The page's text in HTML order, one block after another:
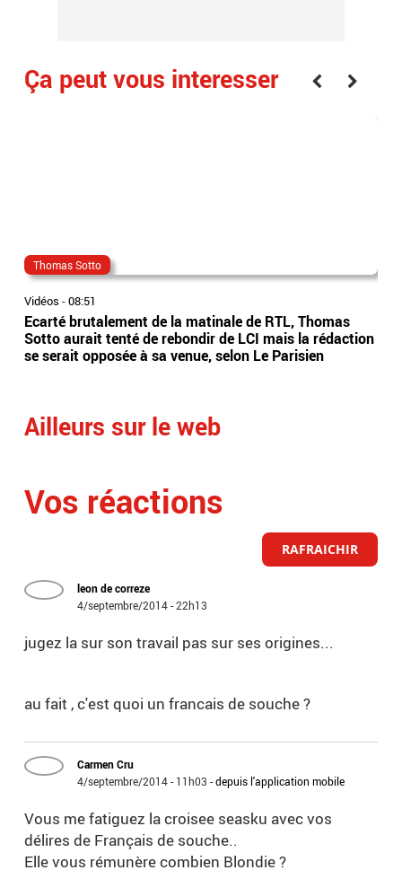
Ça peut vous interesser
Thomas Sotto
Vidéos -08:51
Ecarté brutalement de la matinale de RTL, Thomas
Sotto aurait tenté de rebondir de LCI mais la rédaction
se serait opposée à sa venue, selon Le Parisien
Ailleurs sur le web
Vos réactions
RAFRAICHIR
leon de correze
4/septembre/2014 - 22h13
jugez la sur son travail pas sur ses origines...
au fait , c'est quoi un francais de souche ?
Carmen Cru
4/septembre/2014 - 11h03 -depuis l'application mobile
Vous me fatiguez la croisee seasku avec vos
délires de Français de souche..
Elle vous rémunère combien Blondie ?